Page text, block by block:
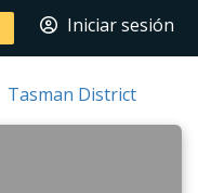
Iniciar sesión
Tasman District